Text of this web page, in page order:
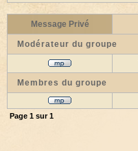
Message Privé
Modérateur du groupe
Membres du groupe
Page 1 sur1